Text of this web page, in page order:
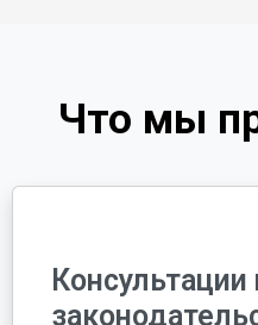
Что мы